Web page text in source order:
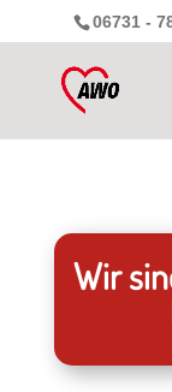
06731 -
Wir